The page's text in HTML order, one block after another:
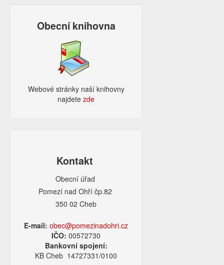
Obecní knihovna
Webové stránky naší knihovny
najdetezde​
Kontakt
Obecní úřad
Pomezí nad Ohří čp.82
350 02 Cheb
E-mail: obec@pomezinadohri.cz
IČO:00572730
Bankovní spojení:
KB Cheb 14727331/0100